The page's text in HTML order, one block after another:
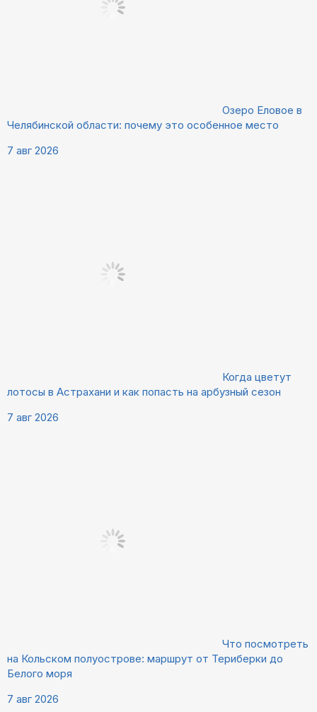
Озеро Еловое в
Челябинской области: почему это особенное место
7 авг 2026
Когда цветут
лотосы в Астрахани и как попасть на арбузный сезон
7 авг 2026
Что посмотреть
на Кольском полуострове: маршрут от Териберки до
Белого моря
7 авг 2026